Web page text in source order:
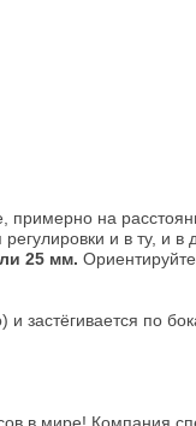
примерно на
и в ту, и в
25 мм.
застёгивается по
в мире! Компания